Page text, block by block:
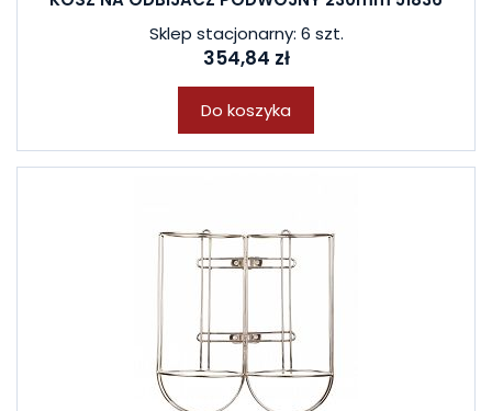
Sklep stacjonarny: 6 szt.
354,84 zł
Do koszyka